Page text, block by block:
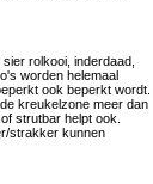
rolkooi, inderdaad,
worden helemaal
ook beperkt wordt.
kreukelzone meer dan
strutbar helpt ook.
strakker kunnen